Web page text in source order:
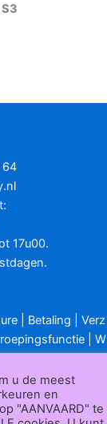
64
17u00.
| Betaling
Verz
| W
| Disclaimer
u de meest
en
"AANVAARD" te